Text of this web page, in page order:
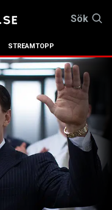
Sök
STREAMTOPP